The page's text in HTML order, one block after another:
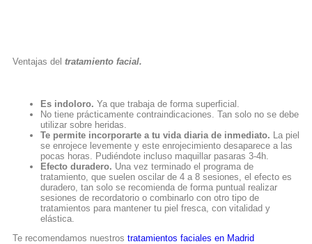
Ventajas del tratamiento facial.
Es indoloro. Ya que trabaja de forma superficial.
No tiene prácticamente contraindicaciones. Tan solo no se debe
utilizar sobre heridas.
Te permite incorporarte a tu vida diaria de inmediato. La piel
se enrojece levemente y este enrojecimiento desaparece a las
pocas horas. Pudiéndote incluso maquillar pasaras 3-4h.
Efecto duradero. Una vez terminado el programa de
tratamiento, que suelen oscilar de 4 a 8 sesiones, el efecto es
duradero, tan solo se recomienda de forma puntual realizar
sesiones de recordatorio o combinarlo con otro tipo de
tratamientos para mantener tu piel fresca, con vitalidad y
elástica.
Te recomendamos nuestros tratamientos faciales en Madrid